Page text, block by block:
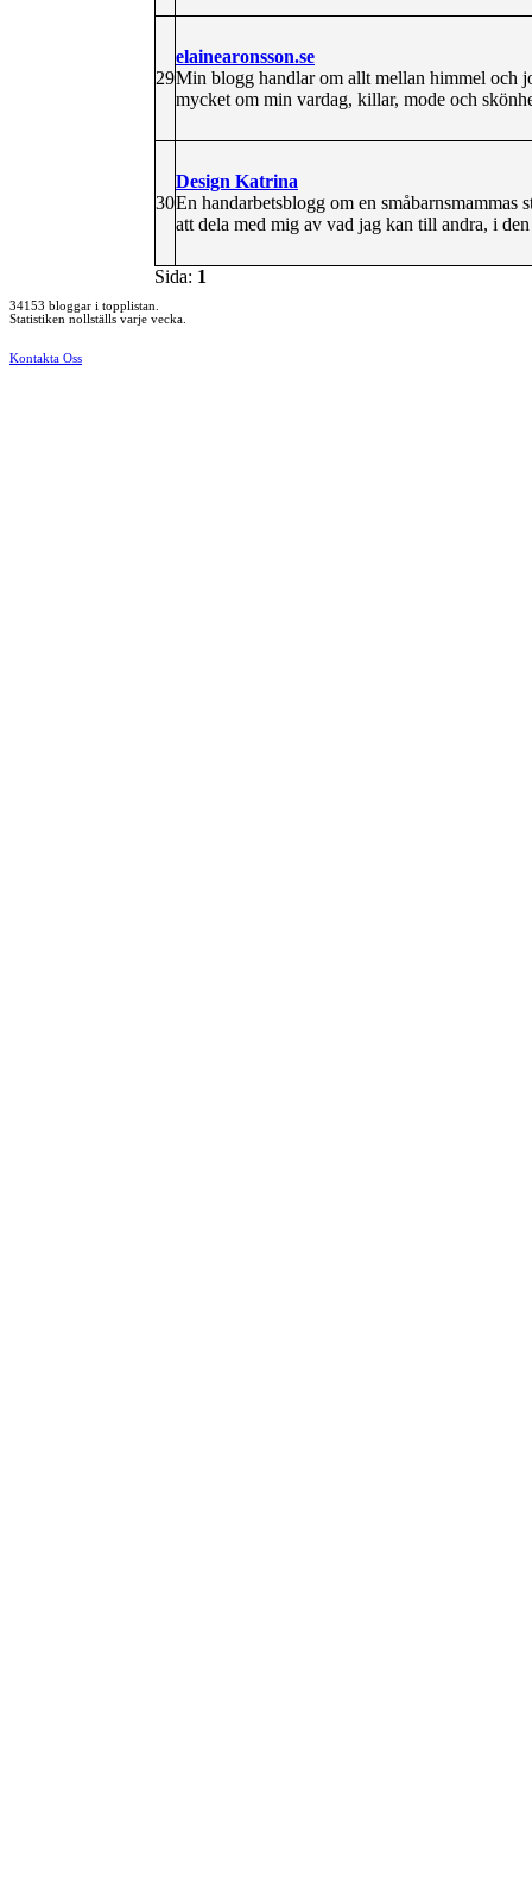
29
elainearonsson.se
Min blogg handlar om allt mellan himmel och
mycket om min vardag, killar, mode och
30
Design Katrina
En handarbetsblogg om en
att dela med mig av vad jag kan till andra, i
Sida: 1
34153 bloggar i topplistan.
Statistiken nollställs varje vecka.
Kontakta Oss